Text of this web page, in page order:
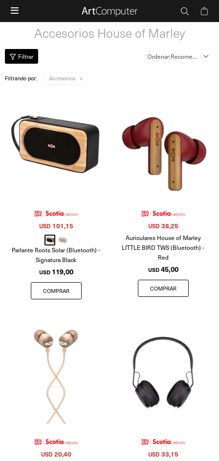

Accesorios House of Marley
Recomendados
Filtrando por: Accesorios
Parlante Roots Solar (Bluetooth) -
Signatura Black
USD 119,00
USD 101,15
Auriculares House of Marley
LITTLE BIRD TWS (Bluetooth) -
Red
USD 45,00
USD 38,25
USD 20,40 USD 33,15